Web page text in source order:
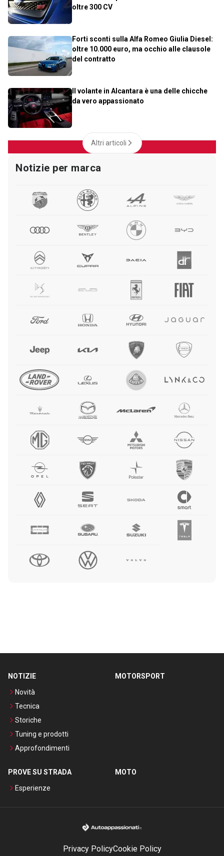
oltre 300 CV
Forti sconti sulla Alfa Romeo Giulia Diesel:
oltre 10.000 euro, ma occhio alle clausole
del contratto
Il volante in Alcantara è una delle chicche
da vero appassionato
Altri articoli
Notizie per marca
NOTIZIE
Novità
Tecnica
Storiche
Tuning e prodotti
Approfondimenti
MOTORSPORT
PROVE SU STRADA
Esperienze
MOTO
Privacy PolicyCookie Policy